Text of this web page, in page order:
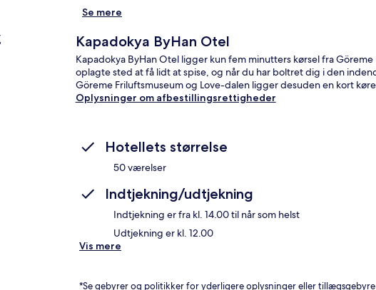
Se mere
Kapadokya ByHan Otel
Kapadokya ByHan Otel ligger kun fem minutters kørsel fra
oplagte sted at få lidt at spise, og når du har boltret dig i den
Göreme Friluftsmuseum og Love-dalen ligger desuden en kort
Oplysninger om afbestillingsrettigheder
Hotellets størrelse
50 værelser
Indtjekning/udtjekning
Indtjekning er fra kl. 14.00 til når som helst
Udtjekning er kl. 12.00
Vis mere
*Se gebyrer og politikker for yderligere oplysninger eller